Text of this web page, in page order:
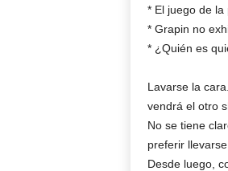
* El juego de
* Grapin no
* ¿Quién es
Lavarse la
vendrá el otro
No se tiene
preferir
Desde luego,